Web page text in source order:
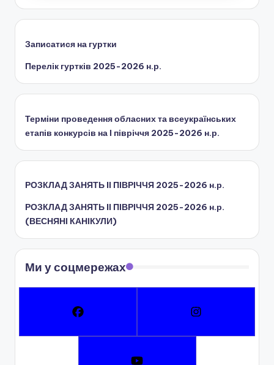
Записатися на гуртки
Перелік гуртків 2025-2026 н.р.
Терміни проведення обласних та всеукраїнських
етапів конкурсів на І півріччя 2025-2026 н.р.
РОЗКЛАД ЗАНЯТЬ IІ ПІВРІЧЧЯ 2025-2026 н.р.
РОЗКЛАД ЗАНЯТЬ IІ ПІВРІЧЧЯ 2025-2026 н.р.
(ВЕСНЯНІ КАНІКУЛИ)
Ми у соцмережах